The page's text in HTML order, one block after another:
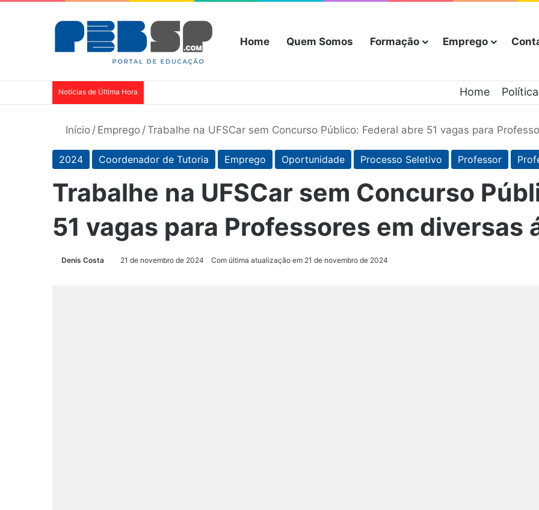
Home Quem Somos Formação Emprego
Notícias de Última Hora Home
Início / Emprego /Trabalhe na UFSCar sem Concurso Público: Federal abre 51 vagas para
2024 Coordenador de Tutoria Emprego Oportunidade Processo Seletivo Professor
Trabalhe na UFSCar sem Concurso
51 vagas para Professores em diversas
Denis Costa 21 de novembro de 2024 Com última atualização em 21 de novembro de 2024